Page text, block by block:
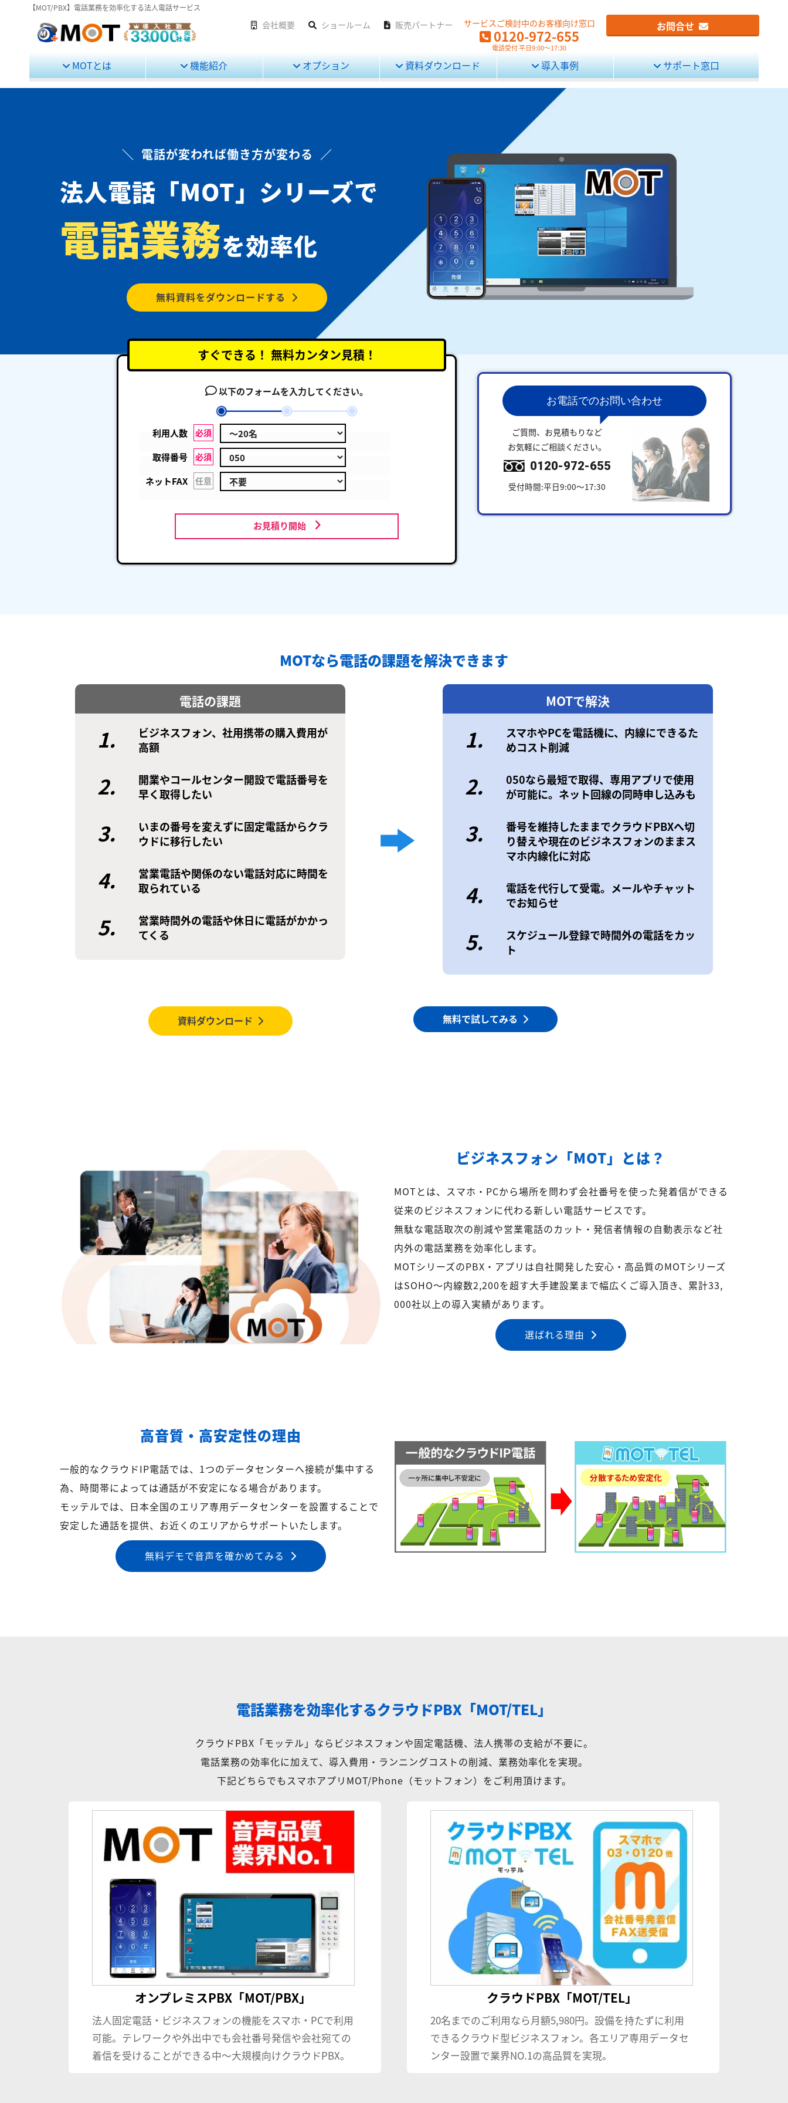
【MOT/PBX】電話業務を効率化する法人電話サービス
会社概要 ショールーム 販売パートナー サービスご検討中のお客様向け窓口
0120-972-655
電話受付 平日9:00～17:30
お問合せ
MOTとは 機能紹介 オプション 資料ダウンロード 導入事例 サポート窓口
＼ 電話が変われば働き方が変わる ／
法人電話 「MOT」シリーズで
電話業務を効率化
無料資料をダウンロードする
すぐできる！ 無料カンタン見積！
以下のフォームを入力してください。
利用人数 必須
取得番号 必須
ネットFAX 任意
お見積り開始
お電話でのお問い合わせ
ご質問、お見積もりなど
お気軽にご相談ください。
0120-972-655
受付時間:平日9:00～17:30
MOTなら電話の課題を解決できます
電話の課題
1.
ビジネスフォン、社用携帯の購入費用が
高額
2.
開業やコールセンター開設で電話番号を
早く取得したい
3.
いまの番号を変えずに固定電話からクラ
ウドに移行したい
4.
営業電話や関係のない電話対応に時間を
取られている
5.
営業時間外の電話や休日に電話がかかっ
てくる
MOTで解決
1.
スマホやPCを電話機に、内線にできるた
めコスト削減
2.
050なら最短で取得、専用アプリで使用
が可能に。ネット回線の同時申し込みも
3.
番号を維持したままでクラウドPBXへ切
り替えや現在のビジネスフォンのままス
マホ内線化に対応
4.
電話を代行して受電。メールやチャット
でお知らせ
5.
スケジュール登録で時間外の電話をカッ
ト
無料で試してみる
資料ダウンロード
ビジネスフォン「MOT」とは？
MOTとは、スマホ・PCから場所を問わず会社番号を使った発着信ができる
従来のビジネスフォンに代わる新しい電話サービスです。
無駄な電話取次の削減や営業電話のカット・発信者情報の自動表示など社
内外の電話業務を効率化します。
MOTシリーズのPBX・アプリは自社開発した安心・高品質のMOTシリーズ
はSOHO～内線数2,200を超す大手建設業まで幅広くご導入頂き、累計33,
000社以上の導入実績があります。
選ばれる理由
高音質・高安定性の理由
一般的なクラウドIP電話では、1つのデータセンターへ接続が集中する
為、時間帯によっては通話が不安定になる場合があります。
モッテルでは、日本全国のエリア専用データセンターを設置することで
安定した通話を提供、お近くのエリアからサポートいたします。
無料デモで音声を確かめてみる
電話業務を効率化するクラウドPBX「MOT/TEL」
クラウドPBX「モッテル」ならビジネスフォンや固定電話機、法人携帯の支給が不要に。
電話業務の効率化に加えて、導入費用・ランニングコストの削減、業務効率化を実現。
下記どちらでもスマホアプリMOT/Phone（モットフォン）をご利用頂けます。
オンプレミスPBX「MOT/PBX」
法人固定電話・ビジネスフォンの機能をスマホ・PCで利用
可能。テレワークや外出中でも会社番号発信や会社宛ての
着信を受けることができる中〜大規模向けクラウドPBX。
クラウドPBX「MOT/TEL」
20名までのご利用なら月額5,980円。設備を持たずに利用
できるクラウド型ビジネスフォン。各エリア専用データセ
ンター設置で業界NO.1の高品質を実現。